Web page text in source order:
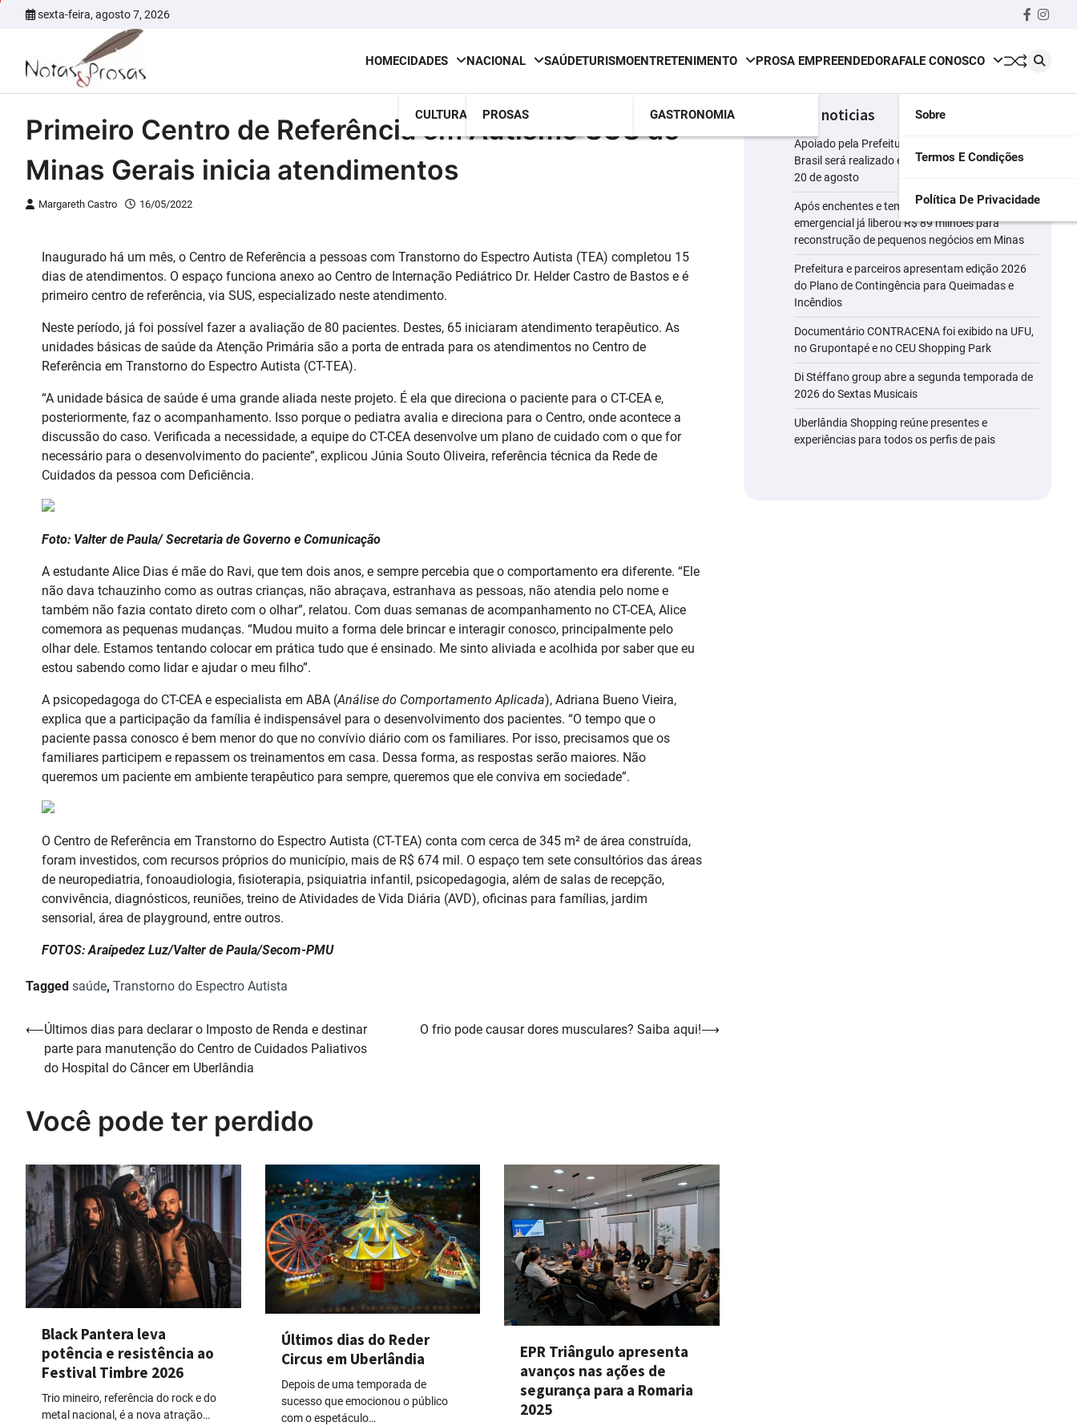
sexta-feira, agosto 7, 2026
HOMECIDADES
CULTURA
NACIONAL
PROSAS
SAÚDETURISMOENTRETENIMENTO
GASTRONOMIA
PROSA EMPREENDEDORAFALE CONOSCO
Sobre
Termos E Condições
Política De Privacidade
Primeiro Centro de Referência em Autismo SUS de
Minas Gerais inicia atendimentos
Margareth Castro 16/05/2022
Inaugurado há um mês, o Centro de Referência a pessoas com Transtorno do Espectro Autista (TEA) completou 15
dias de atendimentos. O espaço funciona anexo ao Centro de Internação Pediátrico Dr. Helder Castro de Bastos e é
primeiro centro de referência, via SUS, especializado neste atendimento.
Neste período, já foi possível fazer a avaliação de 80 pacientes. Destes, 65 iniciaram atendimento terapêutico. As
unidades básicas de saúde da Atenção Primária são a porta de entrada para os atendimentos no Centro de
Referência em Transtorno do Espectro Autista (CT-TEA).
“A unidade básica de saúde é uma grande aliada neste projeto. É ela que direciona o paciente para o CT-CEA e,
posteriormente, faz o acompanhamento. Isso porque o pediatra avalia e direciona para o Centro, onde acontece a
discussão do caso. Verificada a necessidade, a equipe do CT-CEA desenvolve um plano de cuidado com o que for
necessário para o desenvolvimento do paciente”, explicou Júnia Souto Oliveira, referência técnica da Rede de
Cuidados da pessoa com Deficiência.
Foto: Valter de Paula/ Secretaria de Governo e Comunicação
A estudante Alice Dias é mãe do Ravi, que tem dois anos, e sempre percebia que o comportamento era diferente. “Ele
não dava tchauzinho como as outras crianças, não abraçava, estranhava as pessoas, não atendia pelo nome e
também não fazia contato direto com o olhar”, relatou. Com duas semanas de acompanhamento no CT-CEA, Alice
comemora as pequenas mudanças. “Mudou muito a forma dele brincar e interagir conosco, principalmente pelo
olhar dele. Estamos tentando colocar em prática tudo que é ensinado. Me sinto aliviada e acolhida por saber que eu
estou sabendo como lidar e ajudar o meu filho”.
A psicopedagoga do CT-CEA e especialista em ABA (Análise do Comportamento Aplicada), Adriana Bueno Vieira,
explica que a participação da família é indispensável para o desenvolvimento dos pacientes. “O tempo que o
paciente passa conosco é bem menor do que no convívio diário com os familiares. Por isso, precisamos que os
familiares participem e repassem os treinamentos em casa. Dessa forma, as respostas serão maiores. Não
queremos um paciente em ambiente terapêutico para sempre, queremos que ele conviva em sociedade”.
O Centro de Referência em Transtorno do Espectro Autista (CT-TEA) conta com cerca de 345 m² de área construída,
foram investidos, com recursos próprios do município, mais de R$ 674 mil. O espaço tem sete consultórios das áreas
de neuropediatria, fonoaudiologia, fisioterapia, psiquiatria infantil, psicopedagogia, além de salas de recepção,
convivência, diagnósticos, reuniões, treino de Atividades de Vida Diária (AVD), oficinas para famílias, jardim
sensorial, área de playground, entre outros.
FOTOS: Araípedez Luz/Valter de Paula/Secom-PMU
Tagged saúde, Transtorno do Espectro Autista
Navegação
⟵Últimos dias para declarar o Imposto de Renda e destinar
parte para manutenção do Centro de Cuidados Paliativos
do Hospital do Câncer em Uberlândia
O frio pode causar dores musculares? Saiba aqui!⟶
Você pode ter perdido
Black Pantera leva
potência e resistência ao
Festival Timbre 2026
Trio mineiro, referência do rock e do
metal nacional, é a nova atração…
Últimos dias do Reder
Circus em Uberlândia
Depois de uma temporada de
sucesso que emocionou o público
com o espetáculo…
EPR Triângulo apresenta
avanços nas ações de
segurança para a Romaria
2025
últimas noticias
Apoiado pela Prefeitura, maior evento leiteiro do
Brasil será realizado em Uberlândia do dia 18 a
20 de agosto
Após enchentes e tempestades, linha
emergencial já liberou R$ 89 milhões para
reconstrução de pequenos negócios em Minas
Prefeitura e parceiros apresentam edição 2026
do Plano de Contingência para Queimadas e
Incêndios
Documentário CONTRACENA foi exibido na UFU,
no Grupontapé e no CEU Shopping Park
Di Stéffano group abre a segunda temporada de
2026 do Sextas Musicais
Uberlândia Shopping reúne presentes e
experiências para todos os perfis de pais